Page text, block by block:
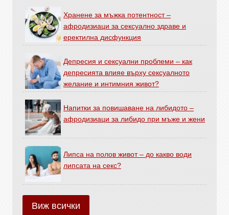
Хранене за мъжка потентност –
афродизиаци за сексуално здраве и
еректилна дисфункция
Депресия и сексуални проблеми – как
депресията влияе върху сексуалното
желание и интимния живот?
Напитки за повишаване на либидото –
афродизиаци за либидо при мъже и жени
Липса на полов живот – до какво води
липсата на секс?
Виж всички